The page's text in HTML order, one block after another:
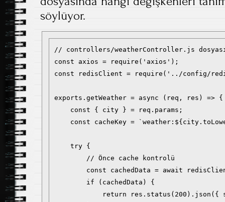
söylüyor.
// controllers/weatherController.js
const axios = require('axios');
const redisClient = require('../config/
exports.getWeather = async (req, res) => {
    const { city } = req.params;
const cacheKey =
    try {
        // Önce cache kontrolü
const cachedData = await
        if (cachedData) {
return res.status(200).json({